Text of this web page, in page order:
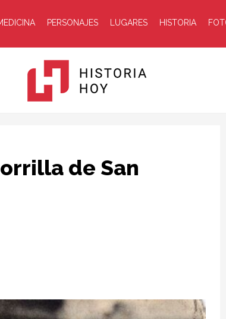
PERSONAJES LUGARES HISTORIA
de San